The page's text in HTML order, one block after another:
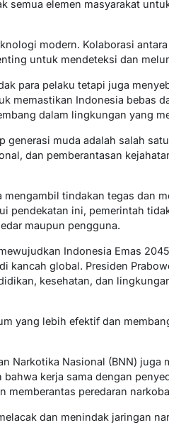
semua elemen masyarakat
modern. Kolaborasi
untuk mendeteksi dan
para pelaku tetapi juga
memastikan Indonesia bebas
dalam lingkungan yang
generasi muda adalah salah
dan pemberantasan
tindakan tegas dan
pendekatan ini, pemerintah
maupun pengguna.
Indonesia Emas
kancah global. Presiden
kesehatan, dan
yang lebih efektif dan
Narkotika Nasional (BNN) juga
kerja sama dengan
memberantas peredaran
dan menindak jaringan